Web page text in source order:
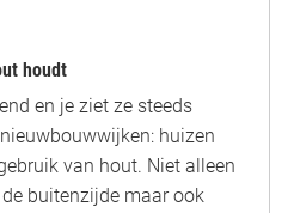
houdt
en je ziet ze steeds
huizen
van hout. Niet alleen
buitenzijde maar ook